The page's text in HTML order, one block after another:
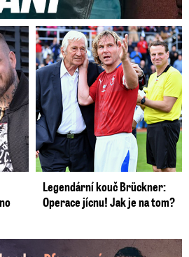
Legendární kouč Brückner:
Operace jícnu! Jak je na tom?
Ještě, že to táta nevidí